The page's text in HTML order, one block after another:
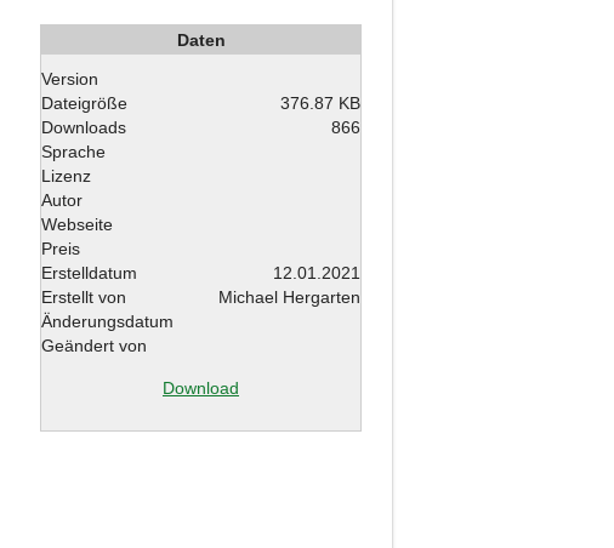
Daten
Version
Dateigröße
376.87 KB
Downloads
866
Sprache
Lizenz
Autor
Webseite
Preis
Erstelldatum
12.01.2021
Erstellt von
Michael Hergarten
Änderungsdatum
Geändert von
Download